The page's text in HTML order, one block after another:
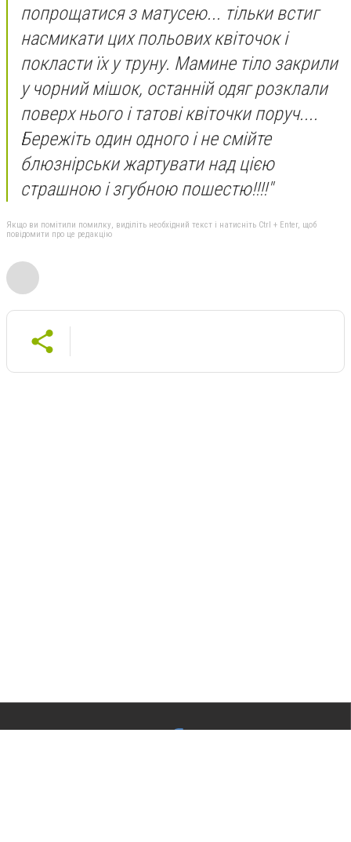
попрощатися з матусею... тільки встиг
насмикати цих польових квіточок і
покласти їх у труну. Мамине тіло закрили
у чорний мішок, останній одяг розклали
поверх нього і татові квіточки поруч....
Бережіть один одного і не смійте
блюзнірськи жартувати над цією
страшною і згубною пошестю!!!!"
Якщо ви помітили помилку, виділіть необхідний текст і натисніть Ctrl + Enter, щоб
повідомити про це редакцію